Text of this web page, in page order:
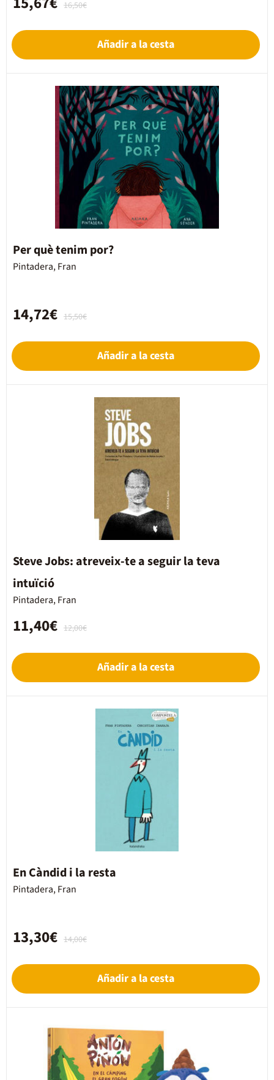
16,50€
Añadir a la cesta
Per què tenim por?
Pintadera, Fran
15,50€
14,72€
Añadir a la cesta
Steve Jobs: atreveix-te a seguir la teva
intuïció
Pintadera, Fran
12,00€
11,40€
Añadir a la cesta
En Càndid i la resta
Pintadera, Fran
14,00€
13,30€
Añadir a la cesta